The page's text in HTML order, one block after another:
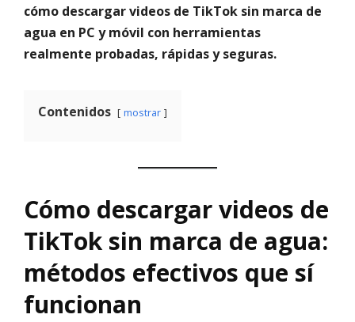
cómo descargar videos de TikTok sin marca de
agua en PC y móvil con herramientas
realmente probadas, rápidas y seguras.
Contenidos mostrar
Cómo descargar videos de
TikTok sin marca de agua:
métodos efectivos que sí
funcionan